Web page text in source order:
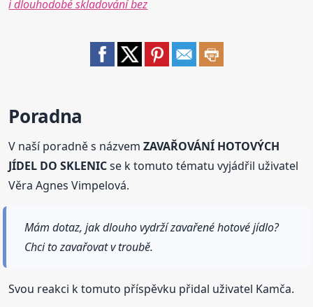
i dlouhodobé skladování bez
Poradna
V naší poradně s názvemZAVAŘOVÁNÍ HOTOVÝCH
JÍDEL DO SKLENICse k tomuto tématu vyjádřil uživatel
Věra Agnes Vimpelová.
Mám dotaz, jak dlouho vydrží zavařené hotové jídlo?
Chci to zavařovat v troubě.
Svou reakci k tomuto příspěvku přidal uživatel Kamča.